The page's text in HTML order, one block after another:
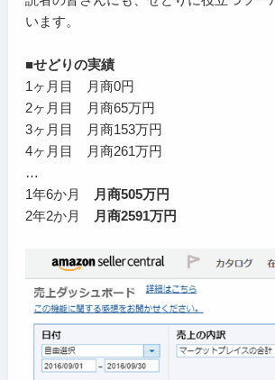
います。
■せどりの実績
1ヶ月目 月商0円
2ヶ月目 月商65万円
3ヶ月目 月商153万円
4ヶ月目 月商261万円
…
1年6か月
月商505万円
2年2か月
月商2591万円